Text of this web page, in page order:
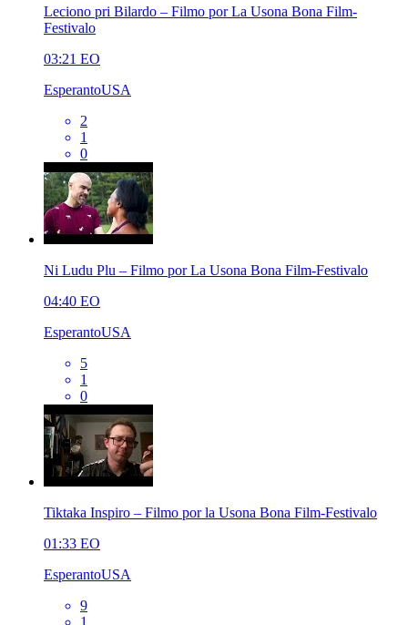
Leciono pri Bilardo – Filmo por La Usona Bona Film-
Festivalo
03:21 EO
EsperantoUSA
2
1
0
Ni Ludu Plu – Filmo por La Usona Bona Film-Festivalo
04:40 EO
EsperantoUSA
5
1
0
Tiktaka Inspiro – Filmo por la Usona Bona Film-Festivalo
01:33 EO
EsperantoUSA
9
1